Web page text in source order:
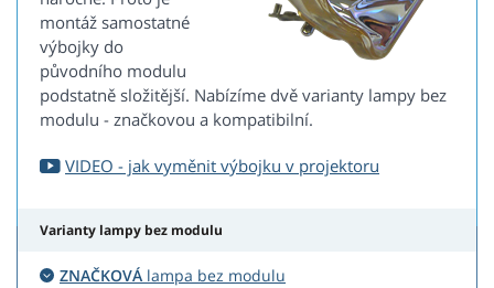
montáž samostatné
výbojky do
původního modulu
podstatně složitější. Nabízíme dvě varianty lampy bez
modulu - značkovou a kompatibilní.
VIDEO - jak vyměnit výbojku v projektoru
Varianty lampy bez modulu
ZNAČKOVÁ lampa bez modulu